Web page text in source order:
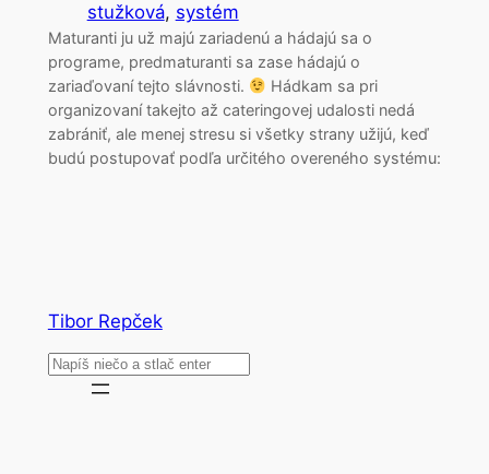
stužková, systém
Maturanti ju už majú zariadenú a hádajú sa o
programe, predmaturanti sa zase hádajú o
zariaďovaní tejto slávnosti.
Hádkam sa pri
organizovaní takejto až cateringovej udalosti nedá
zabrániť, ale menej stresu si všetky strany užijú, keď
budú postupovať podľa určitého overeného systému:
Tibor Repček
Search